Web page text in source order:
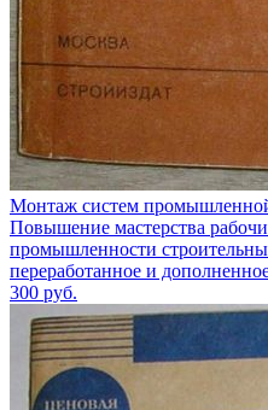
Монтаж систем
Повышение мастерства
промышленности
переработанное и
300 руб.